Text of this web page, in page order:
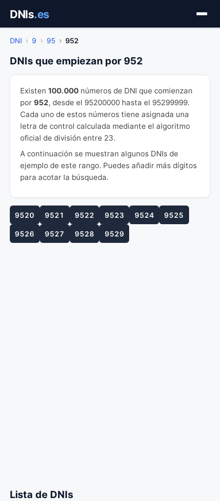
contenido
DNIs.es
DNI 9 95 952
DNIs que empiezan por 952
Existen 100.000 números de DNI que comienzan
por 952, desde el 95200000 hasta el 95299999.
Cada uno de estos números tiene asignada una
letra de control calculada mediante el algoritmo
oficial de división entre 23.
A continuación se muestran algunos DNIs de
ejemplo de este rango. Puedes añadir más dígitos
para acotar la búsqueda.
9520 9521 9522 9523 9524 9525
9526 9527 9528 9529
Lista de DNIs